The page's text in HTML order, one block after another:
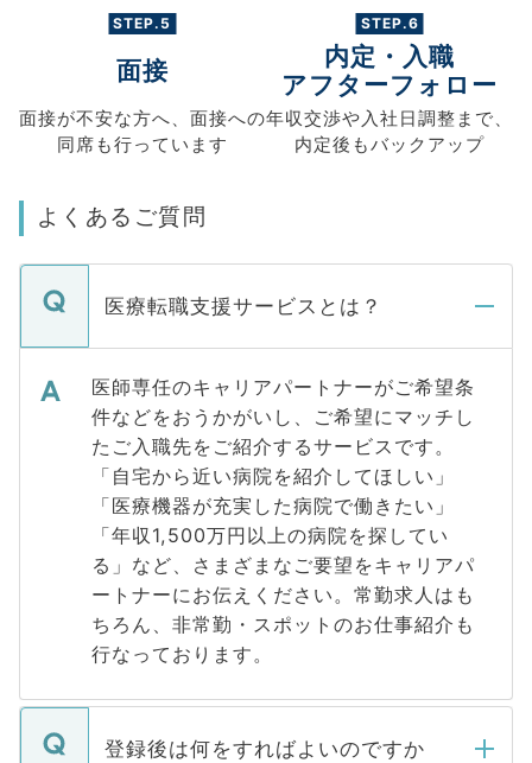
STEP.5
面接
面接が不安な方へ、 面接への
同席も行っています
STEP.6
内定・入職
アフターフォロー
年収交渉や入社日調整まで、
内定後もバックアップ
よくあるご質問
医療転職支援サービスとは？
医師専任のキャリアパートナーがご希望条
件などをおうかがいし、ご希望にマッチし
たご入職先をご紹介するサービスです。
「自宅から近い病院を紹介してほしい」
「医療機器が充実した病院で働きたい」
「年収1,500万円以上の病院を探してい
る」など、さまざまなご要望をキャリアパ
ートナーにお伝えください。常勤求人はも
ちろん、非常勤・スポットのお仕事紹介も
行なっております。
登録後は何をすればよいのですか